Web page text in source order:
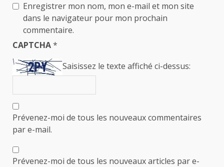
Enregistrer mon nom, mon e-mail et mon site
dans le navigateur pour mon prochain
commentaire.
CAPTCHA*
Saisissez le texte affiché ci-dessus:
Prévenez-moi de tous les nouveaux commentaires
par e-mail.
Prévenez-moi de tous les nouveaux articles par e-